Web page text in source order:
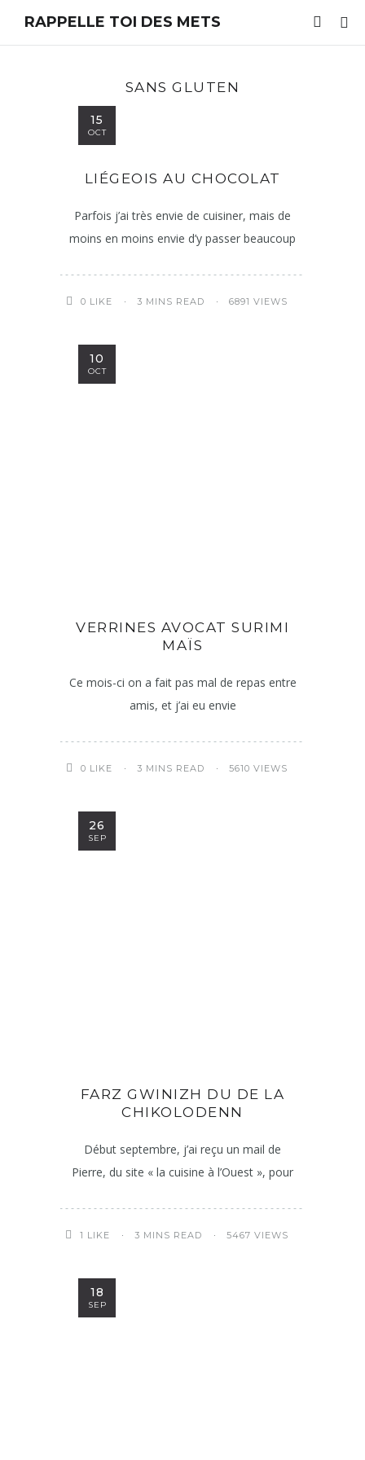
RAPPELLE TOI DES METS
SANS GLUTEN
15
OCT
LIÉGEOIS AU CHOCOLAT
Parfois j’ai très envie de cuisiner, mais de
moins en moins envie d’y passer beaucoup
0 LIKE 3 MINS READ 6891 VIEWS
10
OCT
VERRINES AVOCAT SURIMI
MAÏS
Ce mois-ci on a fait pas mal de repas entre
amis, et j’ai eu envie
0 LIKE 3 MINS READ 5610 VIEWS
26
SEP
FARZ GWINIZH DU DE LA
CHIKOLODENN
Début septembre, j’ai reçu un mail de
Pierre, du site « la cuisine à l’Ouest », pour
1 LIKE 3 MINS READ 5467 VIEWS
18
SEP